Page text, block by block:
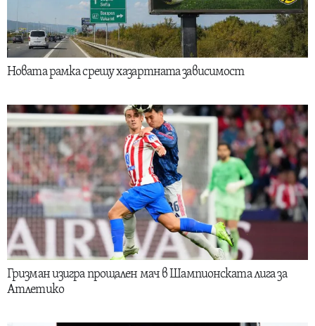
Новата рамка срещу хазартната зависимост
Гризман изигра прощален мач в Шампионската лига за
Атлетико